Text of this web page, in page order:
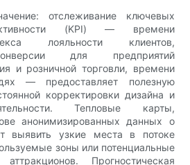
отслеживание ключевых
(KPI) — времени
лояльности клиентов,
для предприятий
и розничной торговли, времени
— предоставляет полезную
корректировки дизайна и
Тепловые карты,
анонимизированных данных о
выявить узкие места в потоке
зоны или потенциальные
Прогностическая